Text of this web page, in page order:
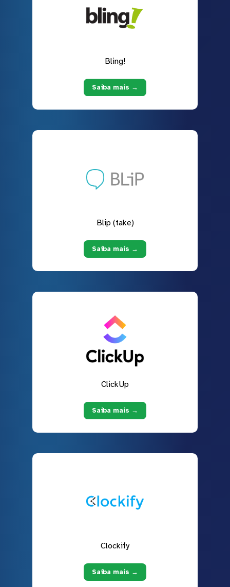
Bling!
Saiba mais →
Blip (take)
Saiba mais →
ClickUp
Saiba mais →
Clockify
Saiba mais →